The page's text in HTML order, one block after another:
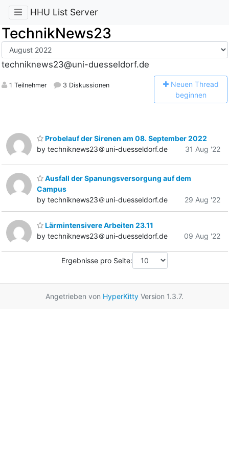
HHU List Server
TechnikNews23
techniknews23@uni-duesseldorf.de
1 Teilnehmer 3 Diskussionen Neuen Thread
beginnen
Probelauf der Sirenen am 08. September 2022
by techniknews23＠uni-duesseldorf.de
31 Aug '22
Ausfall der Spanungsversorgung auf dem
Campus
by techniknews23＠uni-duesseldorf.de
29 Aug '22
Lärmintensivere Arbeiten 23.11
by techniknews23＠uni-duesseldorf.de
09 Aug '22
Ergebnisse pro Seite:
Angetrieben von HyperKitty Version 1.3.7.